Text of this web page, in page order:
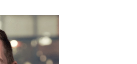
over
(Neem
contact